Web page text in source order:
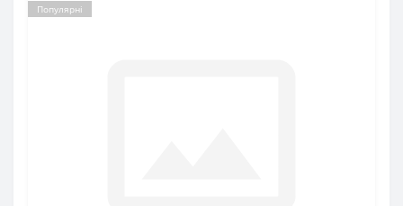
Популярні